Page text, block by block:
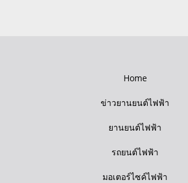
Home
ข่าวยานยนต์ไฟฟ้า
ยานยนต์ไฟฟ้า
รถยนต์ไฟฟ้า
มอเตอร์ไซค์ไฟฟ้า